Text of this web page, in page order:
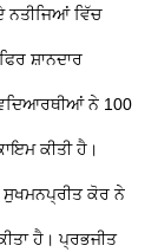
ਨਤੀਜਿਆਂ ਵਿੱਚ
ਸ਼ਾਨਦਾਰ
ਨੇ 100
ਕੀਤੀ ਹੈ।
ਸੁਖਮਨਪ੍ਰੀਤ ਕੋਰ ਨੇ
ਹੈ। ਪ੍ਰਭਜੀਤ